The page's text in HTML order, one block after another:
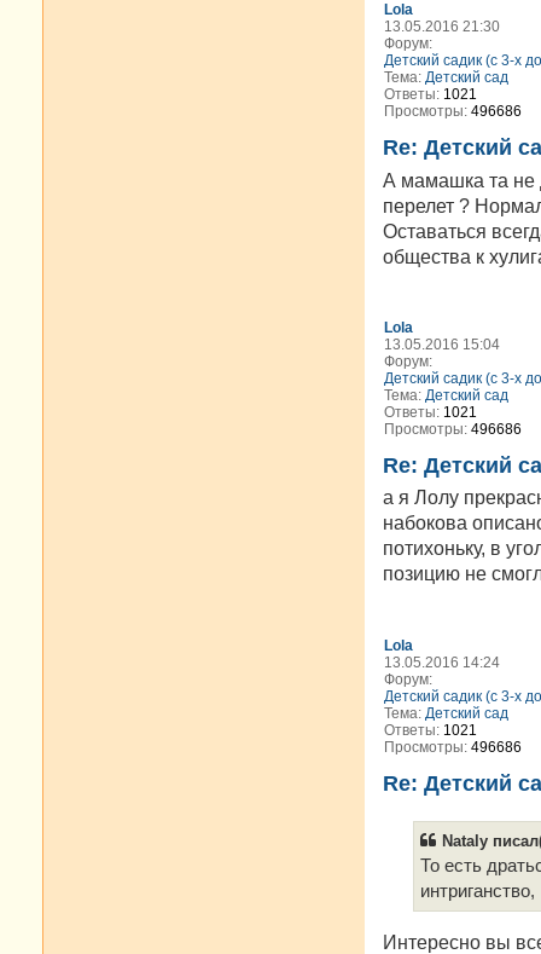
Lola
13.05.2016 21:30
Форум:
Детский садик (с 3-х
Тема: Детский сад
Ответы: 1021
Просмотры: 496686
Re: Детский
А мамашка та не
перелет ?
Оставаться
общества к
Lola
13.05.2016 15:04
Форум:
Детский садик (с 3-х
Тема: Детский сад
Ответы: 1021
Просмотры: 496686
Re: Детский
а я Лолу
набокова
потихоньку, в
позицию не
Lola
13.05.2016 14:24
Форум:
Детский садик (с 3-х
Тема: Детский сад
Ответы: 1021
Просмотры: 496686
Re: Детский
Nataly
То есть
Интересно вы